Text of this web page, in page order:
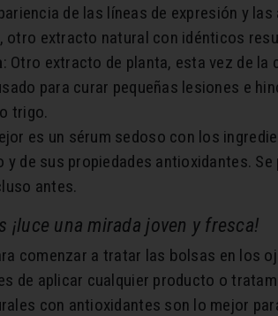
de las líneas de expresión y
otro extracto natural con idénticos
: Otro extracto de planta, esta vez de
para curar pequeñas lesiones e
trigo.
es un sérum sedoso con los
de sus propiedades antioxidantes.
antes.
una mirada joven y fresca!
comenzar a tratar las bolsas en los
de aplicar cualquier producto o
con antioxidantes son lo mejor